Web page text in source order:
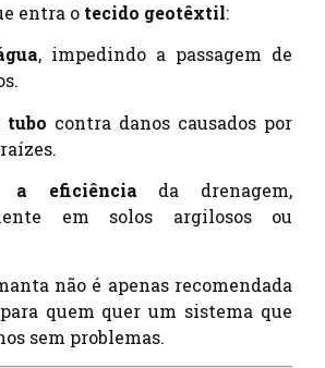
entra o tecido geotêxtil:
, impedindo a passagem de
tubo contra danos causados por
a eficiência da drenagem,
em solos argilosos ou
não é apenas recomendada
para quem quer um sistema que
sem problemas.